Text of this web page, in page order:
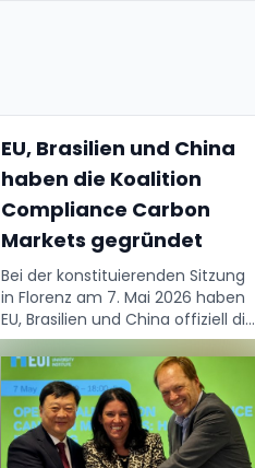
EU, Brasilien und China
haben die Koalition
Compliance Carbon
Markets gegründet
Bei der konstituierenden Sitzung
in Florenz am 7. Mai 2026 haben
EU, Brasilien und China offiziell die
Open Coalition on Compliance
Carbon Markets gestartet –
potenziell die wichtigste
multilaterale Klimainitiative …